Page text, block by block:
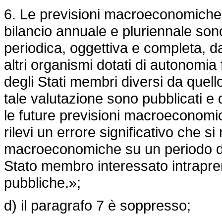
6. Le previsioni
bilancio annuale e pluriennale
periodica, oggettiva e completa,
altri organismi dotati di
degli Stati membri diversi da
tale valutazione sono pubblicati
le future previsioni
rilevi un errore significativo che
macroeconomiche su un periodo
Stato membro interessato
pubbliche.»;
d) il paragrafo 7 è soppresso;